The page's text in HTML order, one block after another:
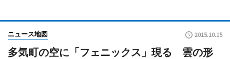
ニュース地図 2015.10.15
多気町の空に「フェニックス」現る 雲の形